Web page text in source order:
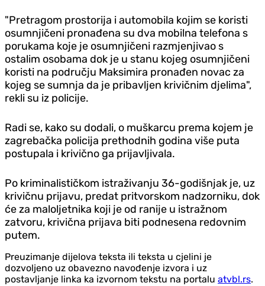
"Pretragom prostorija i automobila kojim se koristi
osumnjičeni pronađena su dva mobilna telefona s
porukama koje je osumnjičeni razmjenjivao s
ostalim osobama dok je u stanu kojeg osumnjičeni
koristi na području Maksimira pronađen novac za
kojeg se sumnja da je pribavljen krivičnim d‌jelima",
rekli su iz policije.
Radi se, kako su dodali, o muškarcu prema kojem je
zagrebačka policija prethodnih godina više puta
postupala i krivično ga prijavljivala.
Po kriminalističkom istraživanju 36-godišnjak je, uz
krivičnu prijavu, predat pritvorskom nadzorniku, dok
će za maloljetnika koji je od ranije u istražnom
zatvoru, krivična prijava biti podnesena redovnim
putem.
Preuzimanje dijelova teksta ili teksta u cjelini je
dozvoljeno uz obavezno navođenje izvora i uz
postavljanje linka ka izvornom tekstu na portalu atvbl.rs.